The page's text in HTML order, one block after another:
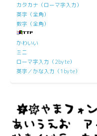
カタカナ（ローマ字入力）
英字（全角）
数字（全角）
かわいい
ミニ
ローマ字入力（2byte）
英字／かな入力（1byte）